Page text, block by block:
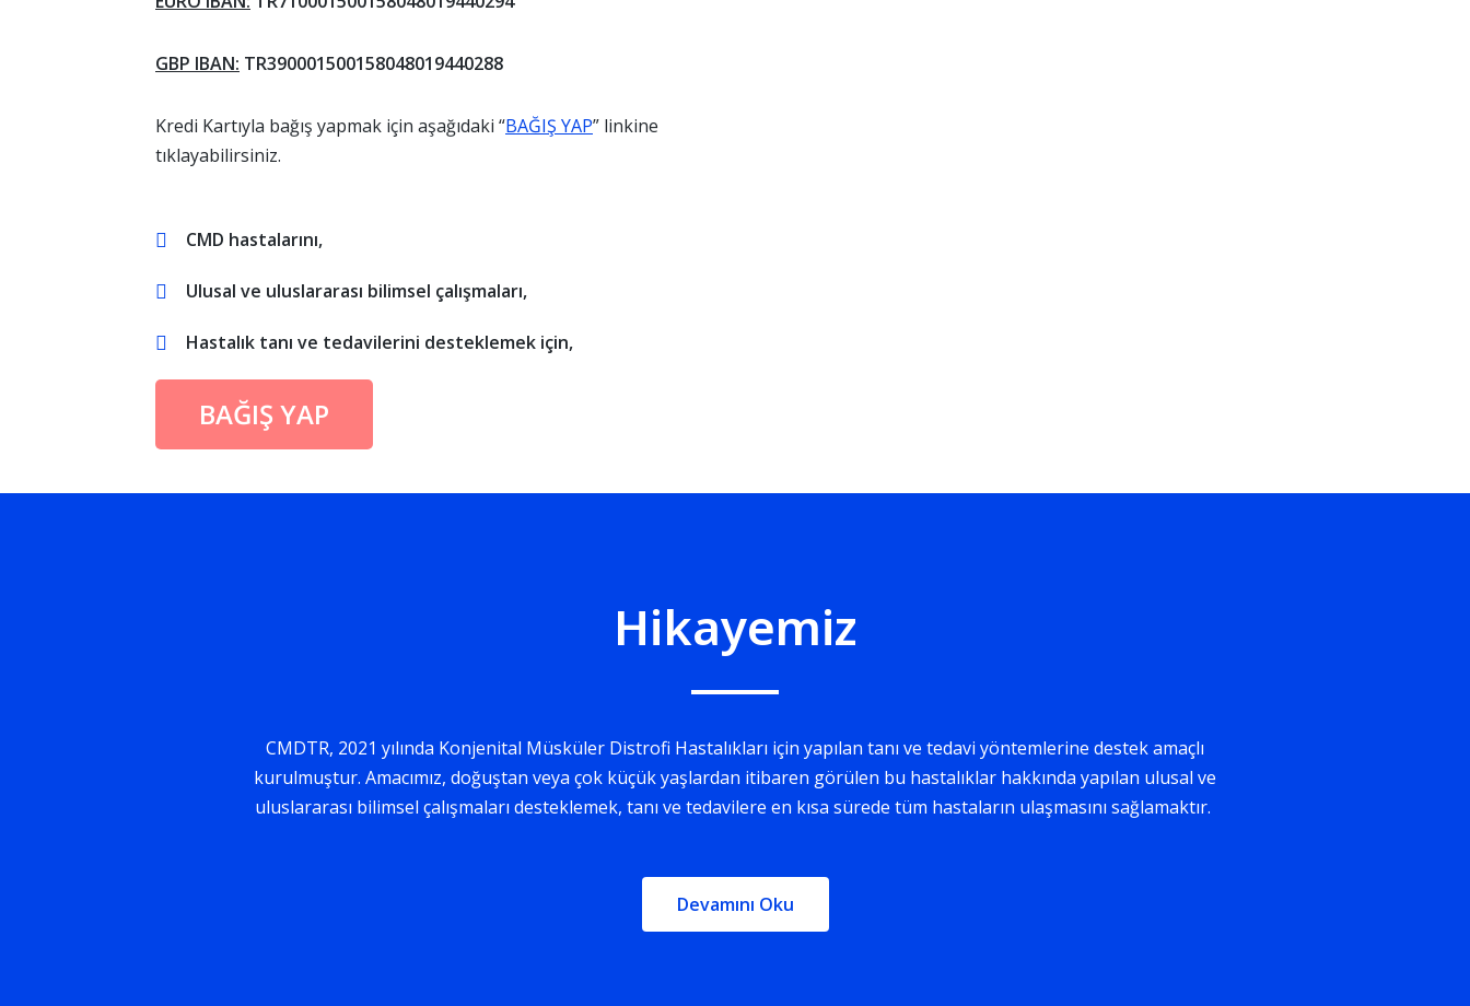
GBP IBAN: TR390001500158048019440288
Kredi Kartıyla bağış yapmak için aşağıdaki “BAĞIŞ YAP” linkine
tıklayabilirsiniz.
CMD hastalarını,
Ulusal ve uluslararası bilimsel çalışmaları,
Hastalık tanı ve tedavilerini desteklemek için,
BAĞIŞ YAP
Hikayemiz
CMDTR, 2021 yılında Konjenital Müsküler Distrofi Hastalıkları için yapılan tanı ve tedavi yöntemlerine destek amaçlı
kurulmuştur. Amacımız, doğuştan veya çok küçük yaşlardan itibaren görülen bu hastalıklar hakkında yapılan ulusal ve
uluslararası bilimsel çalışmaları desteklemek, tanı ve tedavilere en kısa sürede tüm hastaların ulaşmasını sağlamaktır.
Devamını Oku